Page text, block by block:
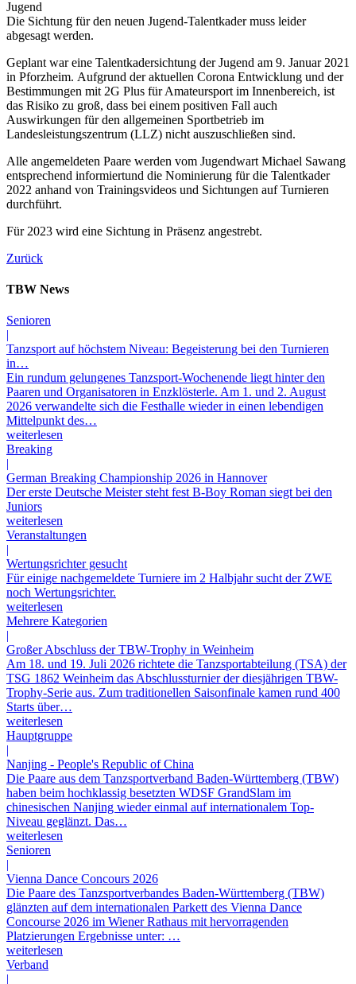
Jugend
Die Sichtung für den neuen Jugend-Talentkader muss leider
abgesagt werden.
Geplant war eine Talentkadersichtung der Jugend am 9. Januar 2021
in Pforzheim. Aufgrund der aktuellen Corona Entwicklung und der
Bestimmungen mit 2G Plus für Amateursport im Innenbereich, ist
das Risiko zu groß, dass bei einem positiven Fall auch
Auswirkungen für den allgemeinen Sportbetrieb im
Landesleistungszentrum (LLZ) nicht auszuschließen sind.
Alle angemeldeten Paare werden vom Jugendwart Michael Sawang
entsprechend informiertund die Nominierung für die Talentkader
2022 anhand von Trainingsvideos und Sichtungen auf Turnieren
durchführt.
Für 2023 wird eine Sichtung in Präsenz angestrebt.
Zurück
TBW News
Senioren
|
Tanzsport auf höchstem Niveau: Begeisterung bei den Turnieren
in…
Ein rundum gelungenes Tanzsport-Wochenende liegt hinter den
Paaren und Organisatoren in Enzklösterle. Am 1. und 2. August
2026 verwandelte sich die Festhalle wieder in einen lebendigen
Mittelpunkt des…
weiterlesen
Breaking
|
German Breaking Championship 2026 in Hannover
Der erste Deutsche Meister steht fest B-Boy Roman siegt bei den
Juniors
weiterlesen
Veranstaltungen
|
Wertungsrichter gesucht
Für einige nachgemeldete Turniere im 2 Halbjahr sucht der ZWE
noch Wertungsrichter.
weiterlesen
Mehrere Kategorien
|
Großer Abschluss der TBW-Trophy in Weinheim
Am 18. und 19. Juli 2026 richtete die Tanzsportabteilung (TSA) der
TSG 1862 Weinheim das Abschlussturnier der diesjährigen TBW-
Trophy-Serie aus. Zum traditionellen Saisonfinale kamen rund 400
Starts über…
weiterlesen
Hauptgruppe
|
Nanjing - People's Republic of China
Die Paare aus dem Tanzsportverband Baden-Württemberg (TBW)
haben beim hochklassig besetzten WDSF GrandSlam im
chinesischen Nanjing wieder einmal auf internationalem Top-
Niveau geglänzt. Das…
weiterlesen
Senioren
|
Vienna Dance Concours 2026
Die Paare des Tanzsportverbandes Baden-Württemberg (TBW)
glänzten auf dem internationalen Parkett des Vienna Dance
Concourse 2026 im Wiener Rathaus mit hervorragenden
Platzierungen Ergebnisse unter: …
weiterlesen
Verband
|